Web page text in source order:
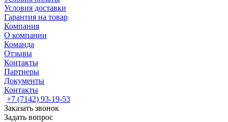
Условия доставки
Гарантия на товар
Компания
О компании
Команда
Отзывы
Контакты
Партнеры
Документы
Контакты
+7 (7142) 93-19-53
Заказать звонок
Задать вопрос